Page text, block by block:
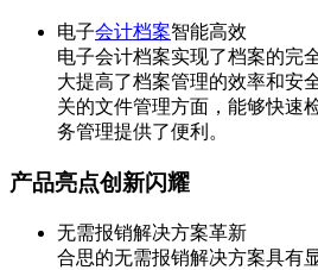
电子会计档案智能高效
电子会计档案实现了档案的完
大提高了档案管理的效率和安
关的文件管理方面，能够快速
务管理提供了便利。
产品亮点创新闪耀
无需报销解决方案革新
合思的无需报销解决方案具有